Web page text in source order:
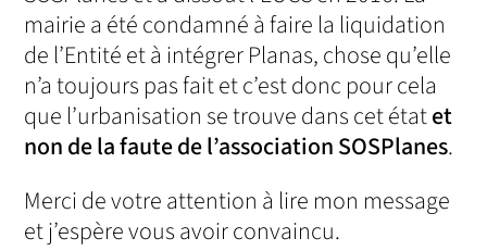
mairie a été condamné à faire la liquidation
de l’Entité et à intégrer Planas, chose qu’elle
n’a toujours pas fait et c’est donc pour cela
que l’urbanisation se trouve dans cet étatet
non de la faute de l’association SOSPlanes.
Merci de votre attention à lire mon message
et j’espère vous avoir convaincu.